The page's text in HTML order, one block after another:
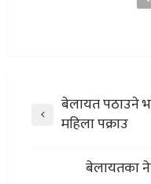
बेलायत पठाउने
महिला पक्राउ
बेलायतका